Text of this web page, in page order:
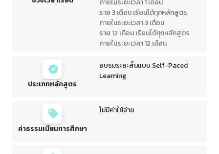
ภายในระยะเวลา 1 เดือน
ราย 3 เดือน เรียนได้ทุกหลักสูตร
ภายในระยะเวลา 3 เดือน
ราย 12 เดือน เรียนได้ทุกหลักสูตร
ภายในระยะเวลา 12 เดือน
ประเภทหลักสูตร
อบรมระยะสั้นแบบ Self-Paced
Learning
ค่าธรรมเนียมการศึกษา
ไม่มีค่าใช้จ่าย